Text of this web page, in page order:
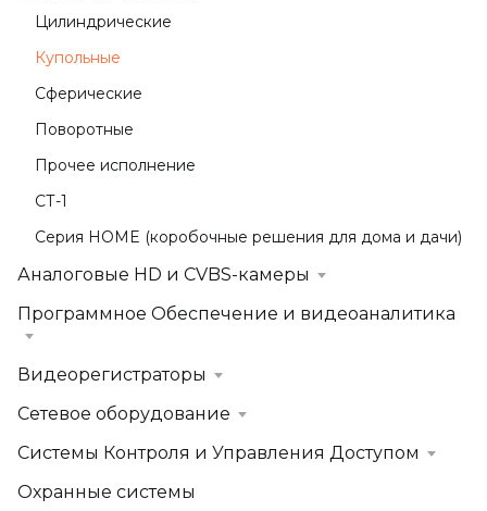
Цилиндрические
Купольные
Сферические
Поворотные
Прочее исполнение
СТ-1
Серия HOME (коробочные решения для дома и дачи)
Аналоговые HD и CVBS-камеры
Программное Обеспечение и видеоаналитика
Видеорегистраторы
Сетевое оборудование
Системы Контроля и Управления Доступом
Охранные системы